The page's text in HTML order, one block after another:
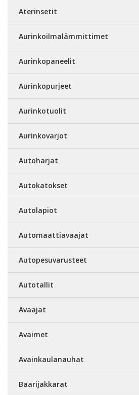
Aterinsetit
Aurinkoilmalämmittimet
Aurinkopaneelit
Aurinkopurjeet
Aurinkotuolit
Aurinkovarjot
Autoharjat
Autokatokset
Autolapiot
Automaattiavaajat
Autopesuvarusteet
Autotallit
Avaajat
Avaimet
Avainkaulanauhat
Baarijakkarat